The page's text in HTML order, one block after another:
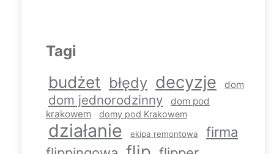
Tagi
budżet błędy decyzje dom
dom jednorodzinny
dom pod
krakowem
domy pod Krakowem
działanie ekipa remontowa
firma